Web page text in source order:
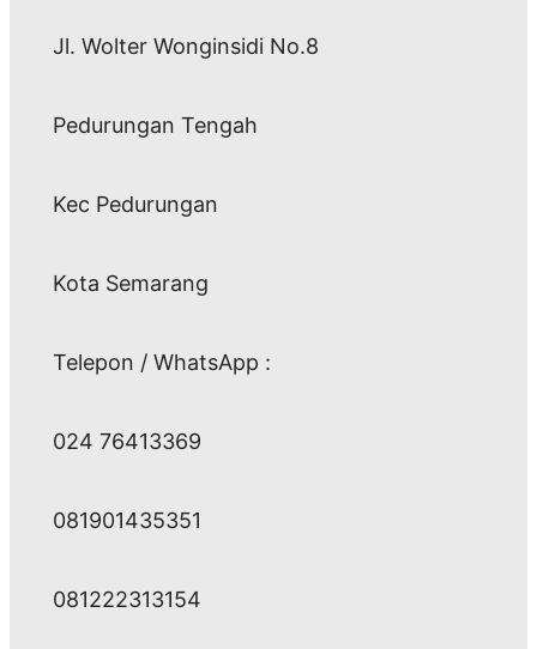
Jl. Wolter Wonginsidi No.8
Pedurungan Tengah
Kec Pedurungan
Kota Semarang
Telepon / WhatsApp :
024 76413369
081901435351
081222313154